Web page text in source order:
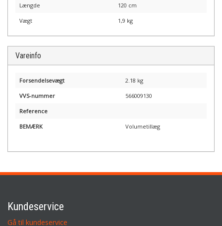
Længde 120 cm
Vægt 1,9 kg
Vareinfo
Forsendelsevægt 2.18 kg
VVS-nummer 566009130
Reference
BEMÆRK Volumetillæg
Kundeservice
Gå til kundeservice